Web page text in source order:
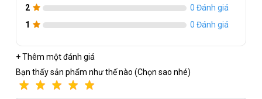
2
0 Đánh giá
1
0 Đánh giá
+ Thêm một đánh giá
Bạn thấy sản phẩm như thế nào (Chọn sao nhé)